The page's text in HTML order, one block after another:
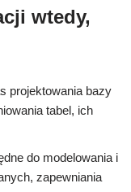
wtedy,
projektowania bazy
tabel, ich
do modelowania i
zapewniania